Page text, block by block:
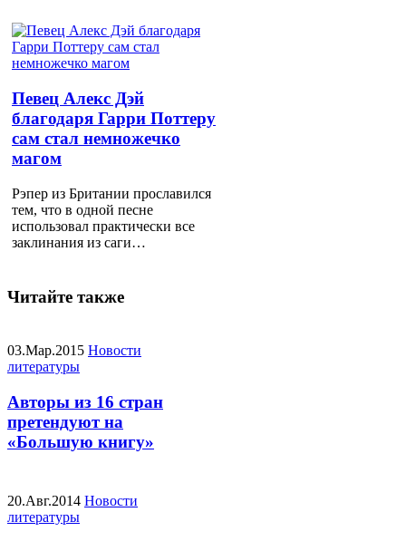
Певец Алекс Дэй
благодаря Гарри Поттеру
сам стал немножечко
магом
Рэпер из Британии прославился
тем, что в одной песне
использовал практически все
заклинания из саги…
Читайте также
03.Мар.2015 Новости
литературы
Авторы из 16 стран
претендуют на
«Большую книгу»
20.Авг.2014 Новости
литературы